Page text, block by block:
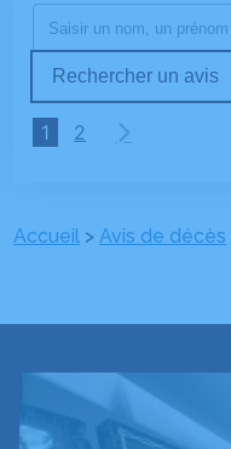
Rechercher un avis
1 2
Accueil >Avis de décès